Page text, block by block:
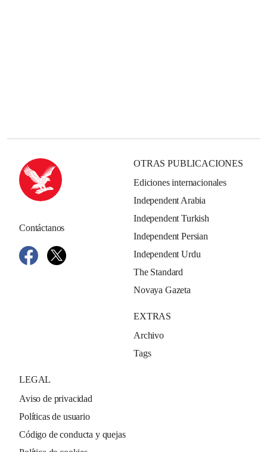
Contáctanos
OTRAS PUBLICACIONES
Ediciones internacionales
Independent Arabia
Independent Turkish
Independent Persian
Independent Urdu
The Standard
Novaya Gazeta
EXTRAS
Archivo
Tags
LEGAL
Aviso de privacidad
Políticas de usuario
Código de conducta y quejas